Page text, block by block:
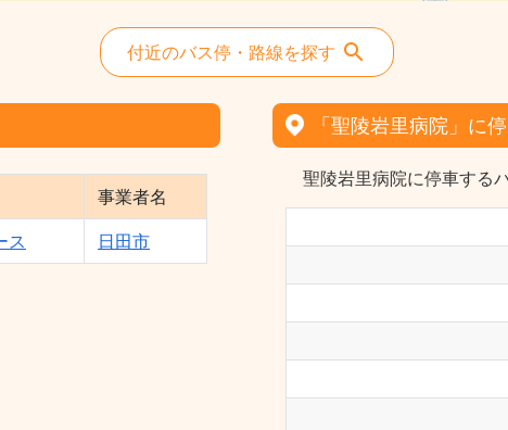
付近のバス停・路線を探す
事業者名
ス 日田市
「聖陵岩里病院」に
聖陵岩里病院に停車する